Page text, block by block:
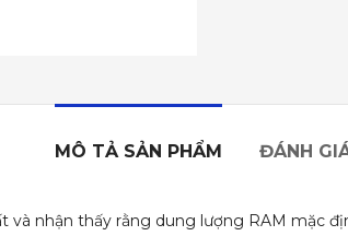
MÔ TẢ SẢN PHẨM ĐÁNH
nhận thấy rằng dung lượng RAM mặc